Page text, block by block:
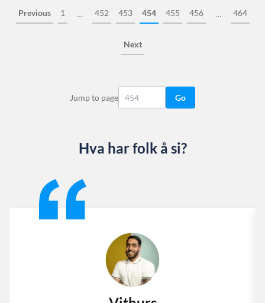
Previous 1 … 452 453 454 455 456 … 464
Next
Jump to page Go
Hva har folk å si?